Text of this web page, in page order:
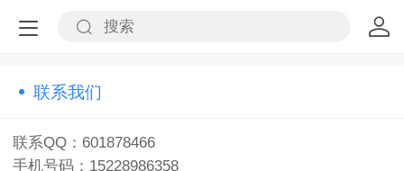
联系我们
联系QQ：601878466
手机号码：15228986358